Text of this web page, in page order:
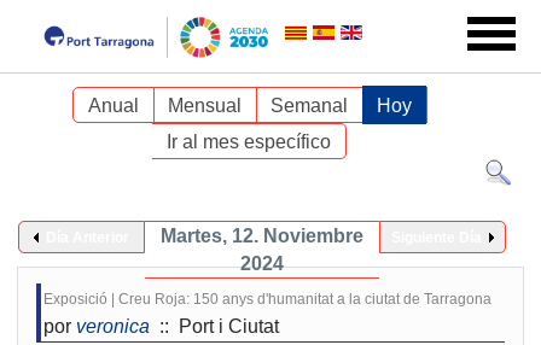
Anual Mensual Semanal
Hoy
Ir al mes específico
Martes, 12. Noviembre
2024
Exposició | Creu Roja: 150 anys d'humanitat a la ciutat de Tarragona
por veronica :: Port i Ciutat